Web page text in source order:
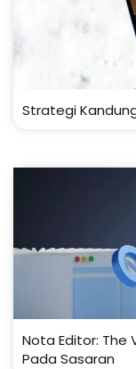
Strategi
Nota Editor: The
Pada Sasaran